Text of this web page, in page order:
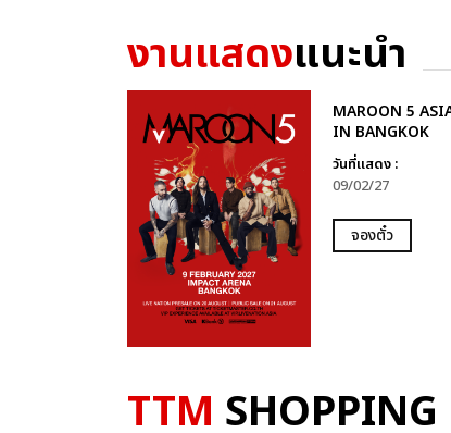
งานแสดงแนะนำ
MAROON 5
IN BANGKOK
วันที่แสดง :
09/02/27
จองตั๋ว
TTM SHOPPING